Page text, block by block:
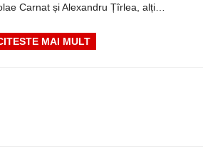
Carnat și Alexandru Țîrlea, alți…
MAI MULT